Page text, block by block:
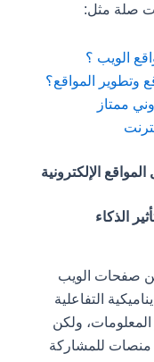
صلة مثل:
الويب ؟
وتطوير المواقع؟
الإلكترونية
الذكاء
صفحات الويب
التفاعلية
ولكن
منصات للمشاركة